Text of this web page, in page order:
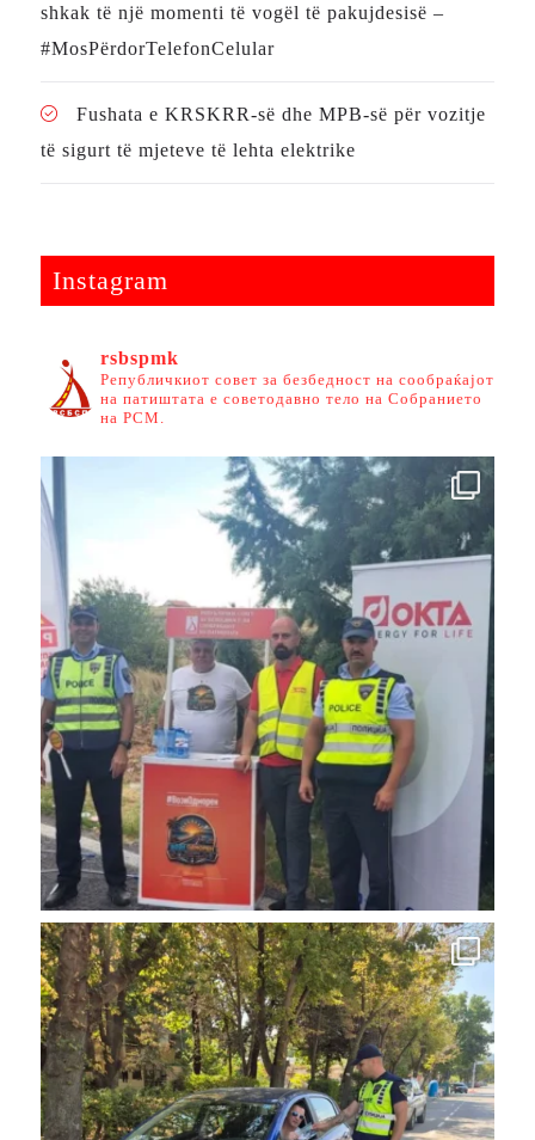
shkak të një momenti të vogël të pakujdesisë –
#MosPërdorTelefonCelular
Fushata e KRSKRR-së dhe MPB-së për vozitje
të sigurt të mjeteve të lehta elektrike
Instagram
rsbspmk
Републичкиот совет за безбедност на сообраќајот
на патиштата е советодавно тело на Собранието
на РСМ.